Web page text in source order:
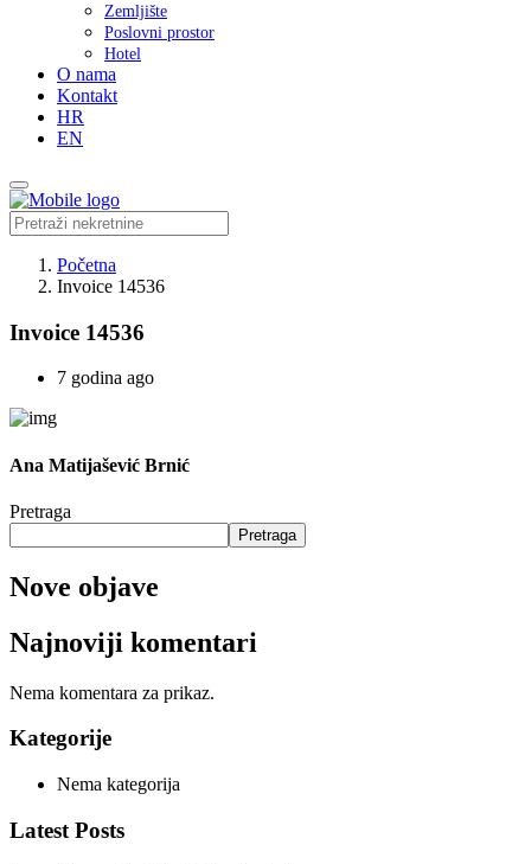
Zemljište
Poslovni prostor
Hotel
O nama
Kontakt
HR
EN
Početna
Invoice 14536
Invoice 14536
7 godina ago
Ana Matijašević Brnić
Pretraga
Pretraga
Nove objave
Najnoviji komentari
Nema komentara za prikaz.
Kategorije
Nema kategorija
Latest Posts